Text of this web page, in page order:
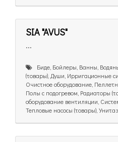
SIA "AVUS"
...
Биде, Бойлеры, Ванны,
(товары), Души, Ирригационные
Очистное оборудование,
Полы с подогревом, Радиаторы
оборудование вентиляции,
Тепловые насосы (товары),